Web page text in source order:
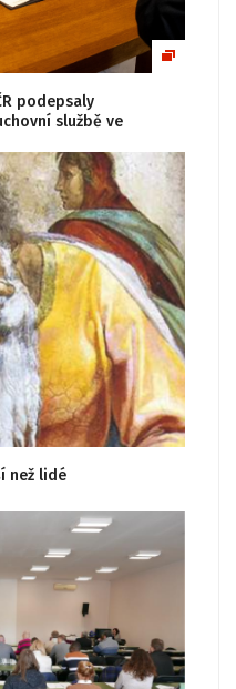
podepsaly
službě ve
než lidé